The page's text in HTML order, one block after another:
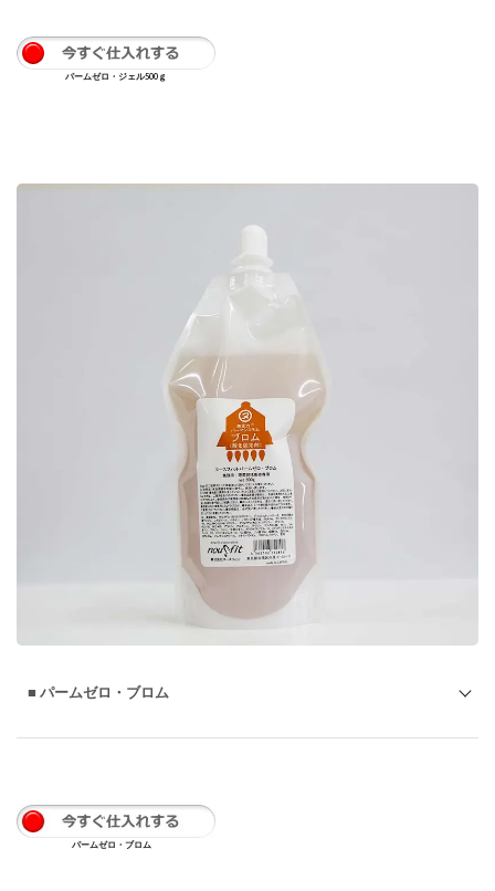
パームゼロ・ジェル500ｇ
■ パームゼロ・ブロム
パームゼロ・ブロム